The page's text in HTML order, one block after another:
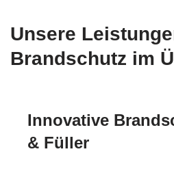
Unsere
Brandschutz im
Innovative
& Füller